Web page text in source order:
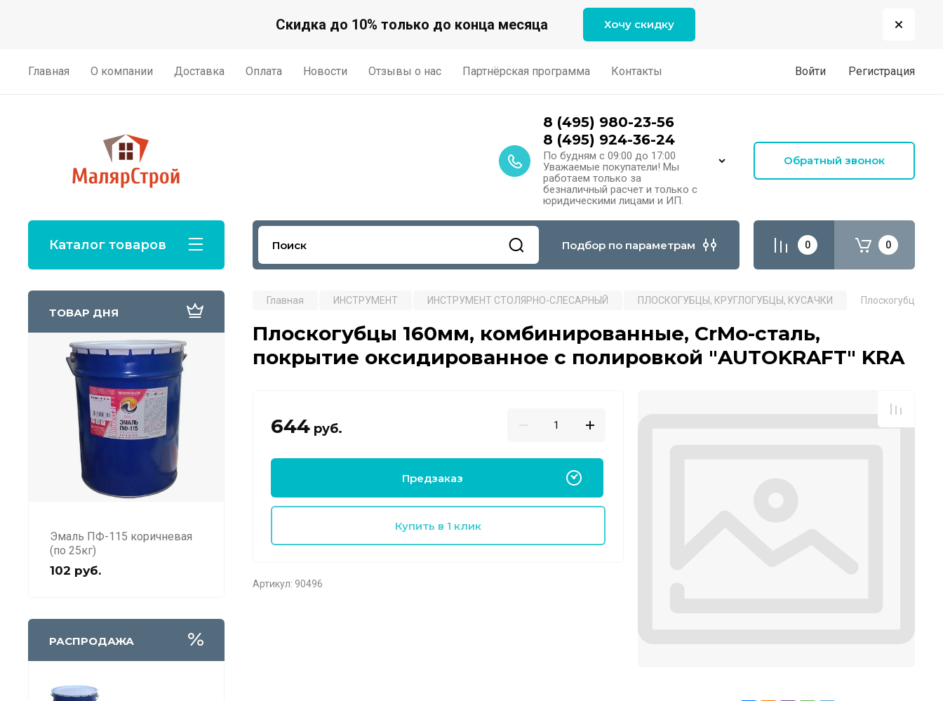
Скидка до 10% только до конца месяца Хочу скидку
Главная О компании Доставка Оплата Новости Отзывы о нас Партнёрская программа Контакты Войти Регистрация
8 (495) 980-23-56
8 (495) 924-36-24
По будням с 09:00 до 17:00
Уважаемые покупатели! Мы
работаем только за
безналичный расчет и только с
юридическими лицами и ИП.
Обратный звонок
Каталог товаров Подбор по параметрам 0 0
ТОВАР ДНЯ
Эмаль ПФ-115 коричневая
(по 25кг)
102 руб.
РАСПРОДАЖА
Главная ИНСТРУМЕНТ ИНСТРУМЕНТ СТОЛЯРНО-СЛЕСАРНЫЙ ПЛОСКОГУБЦЫ, КРУГЛОГУБЦЫ, КУСАЧКИ Плоскогубцы
Плоскогубцы 160мм, комбинированные, CrMo-сталь,
покрытие оксидированное с полировкой "AUTOKRAFT" KRA
644 руб.
Предзаказ
Купить в 1 клик
Артикул: 90496